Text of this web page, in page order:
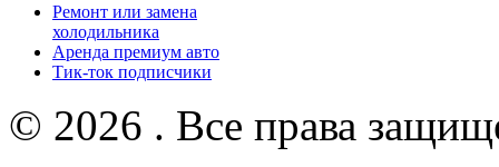
Ремонт или замена
холодильника
Аренда премиум авто
Тик-ток подписчики
© 2026 . Все права